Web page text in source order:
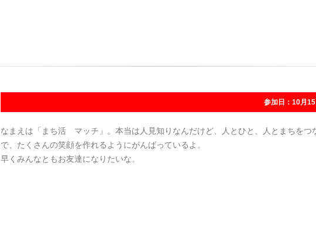
参加日：10月15
なまえは「まち活 マッチ」。本当は人見知りなんだけど、人とひと、人とまちをつ
で、たくさんの笑顔を作れるようにがんばっているよ。
早くみんなともお友達になりたいな。